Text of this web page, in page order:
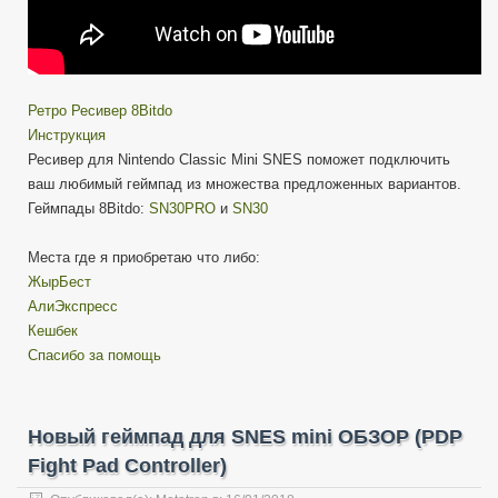
Ретро Ресивер 8Bitdo
Инструкция
Ресивер для Nintendo Classic Mini SNES поможет подключить
ваш любимый геймпад из множества предложенных вариантов.
Геймпады 8Bitdo: SN30PRO и SN30
Места где я приобретаю что либо:
ЖырБест
АлиЭкспресс
Кешбек
Спасибо за помощь
Новый геймпад для SNES mini ОБЗОР (PDP
Fight Pad Controller)